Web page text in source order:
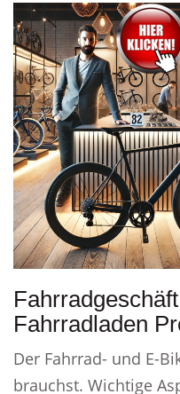
Fahrradladen
Der Fahrrad- und E-
brauchst. Wichtige